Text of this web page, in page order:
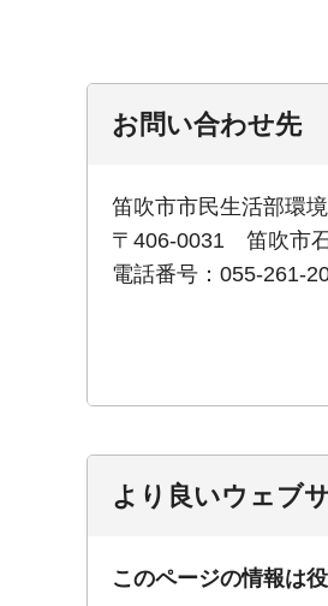
お問い合わせ先
笛吹市市民生活部環
〒406-0031 笛吹市
電話番号：055-261-
より良いウェブ
このページの情報は